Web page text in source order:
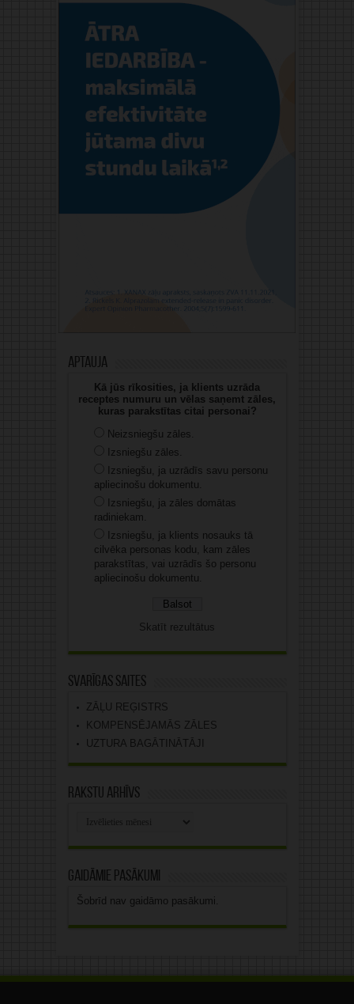
Aptauja
Kā jūs rīkosities, ja klients uzrāda
receptes numuru un vēlas saņemt zāles,
kuras parakstītas citai personai?
Neizsniegšu zāles.
Izsniegšu zāles.
Izsniegšu, ja uzrādīs savu personu
apliecinošu dokumentu.
Izsniegšu, ja zāles domātas
radiniekam.
Izsniegšu, ja klients nosauks tā
cilvēka personas kodu, kam zāles
parakstītas, vai uzrādīs šo personu
apliecinošu dokumentu.
Skatīt rezultātus
Svarīgas saites
ZĀĻU REĢISTRS
KOMPENSĒJAMĀS ZĀLES
UZTURA BAGĀTINĀTĀJI
Rakstu arhīvs
Gaidāmie pasākumi
Šobrīd nav gaidāmo pasākumi.